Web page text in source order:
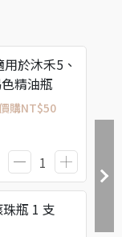
於沐禾5、
精油瓶
購NT$50
瓶 1 支